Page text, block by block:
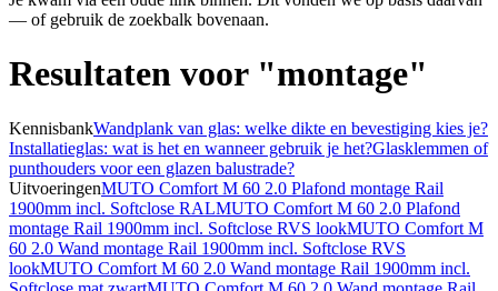
— of gebruik de zoekbalk bovenaan.
Resultaten voor "montage"
KennisbankWandplank van glas: welke dikte en bevestiging kies je?
Installatieglas: wat is het en wanneer gebruik je het?Glasklemmen of
punthouders voor een glazen balustrade?
UitvoeringenMUTO Comfort M 60 2.0 Plafond montage Rail
1900mm incl. Softclose RALMUTO Comfort M 60 2.0 Plafond
montage Rail 1900mm incl. Softclose RVS lookMUTO Comfort M
60 2.0 Wand montage Rail 1900mm incl. Softclose RVS
lookMUTO Comfort M 60 2.0 Wand montage Rail 1900mm incl.